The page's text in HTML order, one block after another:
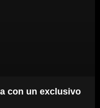
con un exclusivo